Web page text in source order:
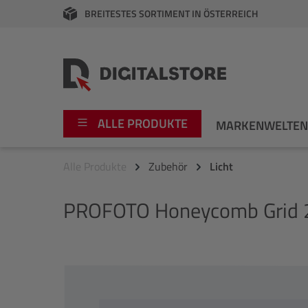
Zur Hauptnavigation springen
BREITESTES SORTIMENT IN ÖSTERREICH
ALLE PRODUKTE MARKENWELTEN
Video
Fujifilm
Alle Produkte Zubehör Licht
PROFOTO Honeycomb